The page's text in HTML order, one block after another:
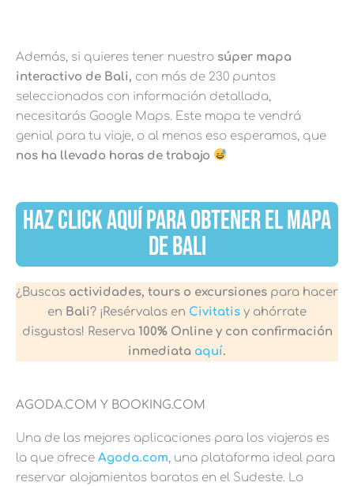
Además, si quieres tener nuestro súper mapa
interactivo de Bali, con más de 230 puntos
seleccionados con información detallada,
necesitarás Google Maps. Este mapa te vendrá
genial para tu viaje, o al menos eso esperamos, que
nos ha llevado horas de trabajo
HAZ CLICK AQUÍ PARA OBTENER EL MAPA
DE BALI
¿Buscas actividades, tours o excursiones para hacer
en Bali? ¡Resérvalas en Civitatis y ahórrate
disgustos! Reserva 100% Online y con confirmación
inmediata aquí.
AGODA.COM Y BOOKING.COM
Una de las mejores aplicaciones para los viajeros es
la que ofrece Agoda.com, una plataforma ideal para
reservar alojamientos baratos en el Sudeste. Lo